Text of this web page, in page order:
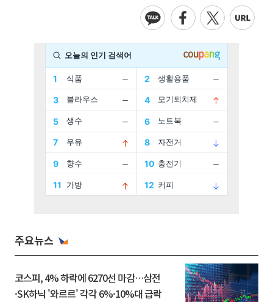
주요뉴스
코스피, 4% 하락에 6270선 마감…삼전
·SK하닉 '와르르' 각각 6%·10%대 급락